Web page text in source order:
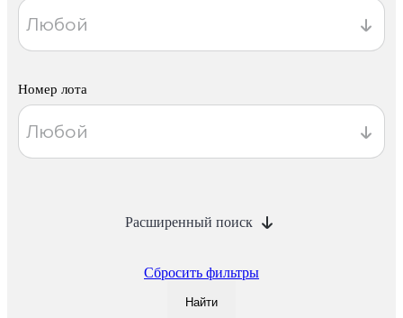
Номер лота
Расширенный поиск
Сбросить фильтры
Найти